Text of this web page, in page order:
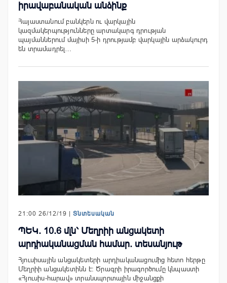
իրավաբանական անձինք
Հայաստանում բանկերն ու վարկային
կազմակերպությունները արտակարգ դրության
պայմաններում մայիսի 5-ի դրությամբ վարկային արձակուրդ
են տրամադրել…
21:00 26/12/19 | Տնտեսական
ՊԵԿ. 10.6 մլն՝ Մեղրիի անցակետի
արդիականացման համար. տեսանյութ
Հյուսիսային անցակետերի արդիականացումից հետո հերթը
Մեղրիի անցակետինն է։ Ծրագրի իրագործումը կնպաստի
«Հյուսիս-հարավ» տրանսպորտային միջանցքի